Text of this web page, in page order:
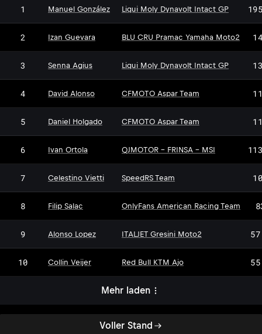
Voller Stand
1 Manuel González Liqui Moly Dynavolt Intact GP
2 Izan Guevara BLU CRU Pramac Yamaha Moto2
3 Senna Agius Liqui Moly Dynavolt Intact GP
4 David Alonso CFMOTO Aspar Team
5 Daniel Holgado CFMOTO Aspar Team
6 Ivan Ortola QJMOTOR - FRINSA - MSI
7 Celestino Vietti SpeedRS Team
8 Filip Salac OnlyFans American Racing Team
9 Alonso Lopez ITALJET Gresini Moto2
10 Collin Veijer Red Bull KTM Ajo
Mehr laden